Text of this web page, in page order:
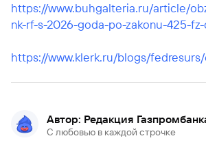
https://www.buhgalteria.ru/article/
nk-rf-s-2026-goda-po-zakonu-425-fz-
https://www.klerk.ru/blogs/fedresurs/
Автор: Редакция
С любовью в каждой строчке